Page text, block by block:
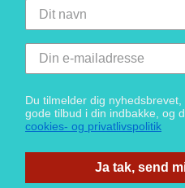
Du tilmelder dig
gode tilbud i din indbakke, og
cookies- og privatlivspolitik
Ja tak, send